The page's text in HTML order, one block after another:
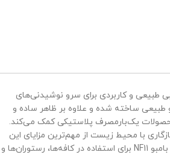
طبیعی و کاربردی برای سرو نوشیدنی‌های
طبیعی ساخته شده و علاوه بر ظاهر ساده و
یک‌بارمصرف پلاستیکی کمک می‌کند.
با محیط زیست از مهم‌ترین مزایای این
محصول به شمار می‌رود. نی بامبو NF11 برای استفاده در کافه‌ها، رستوران‌ها و